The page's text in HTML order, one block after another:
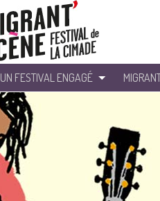
UN FESTIVAL ENGAGÉ